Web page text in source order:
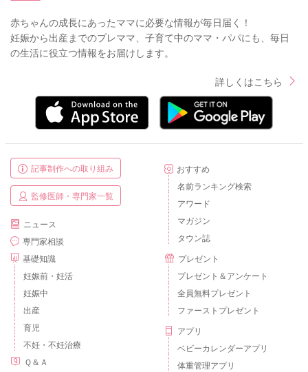
赤ちゃんの成長にあったママに必要な情報が毎日届く！
妊娠から出産までのプレママ、子育て中のママ・パパにも、毎日
の生活に役立つ情報をお届けします。
詳しくはこちら
記事制作への取り組み
監修医師・専門家一覧
ニュース
専門家相談
基礎知識
妊娠前・妊活
妊娠中
出産
育児
不妊・不妊治療
Ｑ＆Ａ
おすすめ
名前ランキング検索
アワード
マガジン
タウン誌
プレゼント
プレゼント＆アンケート
全員無料プレゼント
ファーストプレゼント
アプリ
ベビーカレンダーアプリ
体重管理アプリ